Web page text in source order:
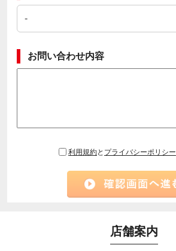
お問い合わせ内容
利用規約と プライバシーポリシー
店舗案内